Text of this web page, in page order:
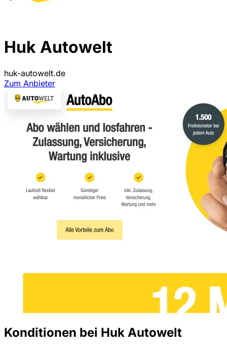
Huk Autowelt
huk-autowelt.de
Zum Anbieter
Konditionen bei Huk Autowelt